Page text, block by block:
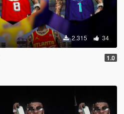
2.315 34
1.0